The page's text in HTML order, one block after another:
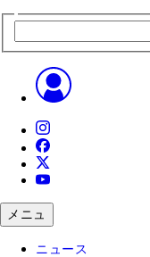
メニュ
ニュース